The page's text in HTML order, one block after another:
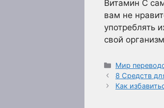
Витамин С
вам не
употреблять
свой
Рубрики
Мир
8 Средств
Как